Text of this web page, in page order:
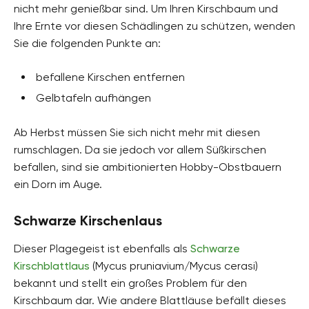
nicht mehr genießbar sind. Um Ihren Kirschbaum und
Ihre Ernte vor diesen Schädlingen zu schützen, wenden
Sie die folgenden Punkte an:
befallene Kirschen entfernen
Gelbtafeln aufhängen
Ab Herbst müssen Sie sich nicht mehr mit diesen
rumschlagen. Da sie jedoch vor allem Süßkirschen
befallen, sind sie ambitionierten Hobby-Obstbauern
ein Dorn im Auge.
Schwarze Kirschenlaus
Dieser Plagegeist ist ebenfalls als Schwarze
Kirschblattlaus (Mycus pruniavium/Mycus cerasi)
bekannt und stellt ein großes Problem für den
Kirschbaum dar. Wie andere Blattläuse befällt dieses